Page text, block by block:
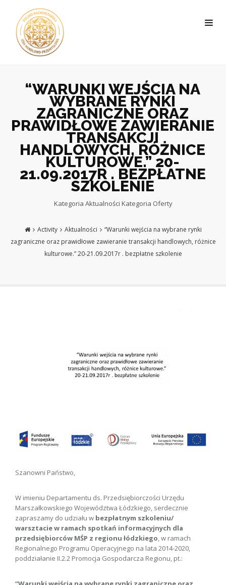
“WARUNKI WEJŚCIA NA
WYBRANE RYNKI
ZAGRANICZNE ORAZ
PRAWIDŁOWE ZAWIERANIE
TRANSAKCJI
HANDLOWYCH, RÓŻNICE
KULTUROWE.” 20-
21.09.2017R . BEZPŁATNE
SZKOLENIE
Kategoria Aktualności Kategoria Oferty
Activity Aktualności
“Warunki wejścia na wybrane rynki
zagraniczne oraz prawidłowe zawieranie transakcji handlowych, różnice
kulturowe.” 20-21.09.2017r . bezpłatne szkolenie
Szanowni Państwo,
W imieniu Departamentu ds. Przedsiębiorczości Urzędu
Marszałkowskiego Województwa Łódzkiego, serdecznie
zapraszamy do udziału w bezpłatnym szkoleniu/
warsztacie w ramach spotkań informacyjnych dla
przedsiębiorców MŚP z regionu łódzkiego, w ramach
Regionalnego Programu Operacyjnego na lata 2014-2020,
poddziałanie II.2.2 Promocja Gospodarcza Regionu, pt.: